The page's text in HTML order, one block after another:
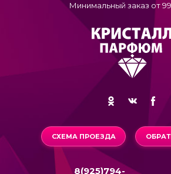
Минимальный заказ от
СХЕМА ПРОЕЗДА
8(925)794-